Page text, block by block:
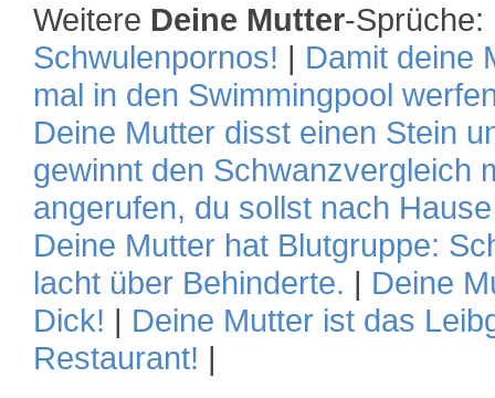
Weitere Deine Mutter-Sprüche:
Schwulenpornos! | Damit deine
mal in den Swimmingpool
Deine Mutter disst einen Stein
gewinnt den Schwanzvergleich
angerufen, du sollst nach
Deine Mutter hat Blutgruppe:
lacht über Behinderte. | Deine
Dick! | Deine Mutter ist das
Restaurant! |